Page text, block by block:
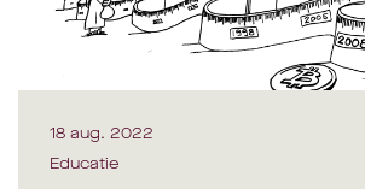
18 aug. 2022
Educatie